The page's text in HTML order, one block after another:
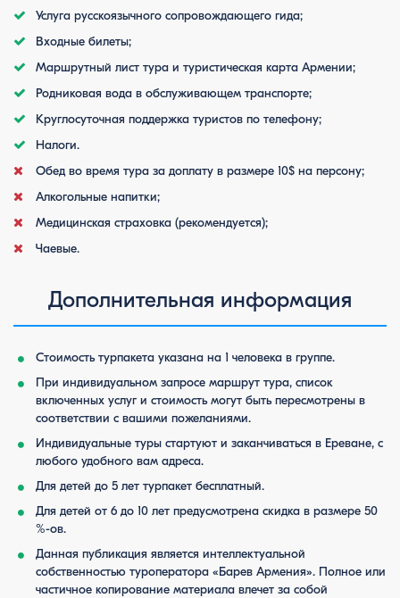
Услуга русскоязычного сопровождающего гида;
Входные билеты;
Маршрутный лист тура и туристическая карта Армении;
Родниковая вода в обслуживающем транспорте;
Круглосуточная поддержка туристов по телефону;
Налоги.
Обед во время тура за доплату в размере 10$ на персону;
Алкогольные напитки;
Медицинская страховка (рекомендуется);
Чаевые.
Дополнительная информация
Стоимость турпакета указана на 1 человека в группе.
При индивидуальном запросе маршрут тура, список
включенных услуг и стоимость могут быть пересмотрены в
соответствии с вашими пожеланиями.
Индивидуальные туры стартуют и заканчиваться в Ереване, с
любого удобного вам адреса.
Для детей до 5 лет турпакет бесплатный.
Для детей от 6 до 10 лет предусмотрена скидка в размере 50
%-ов.
Данная публикация является интеллектуальной
собственностью туроператора «Барев Армения». Полное или
частичное копирование материала влечет за собой